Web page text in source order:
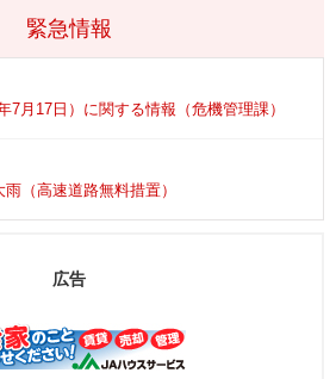
緊急情報
7月17日）に関する情報（危機管理課）
（高速道路無料措置）
広告